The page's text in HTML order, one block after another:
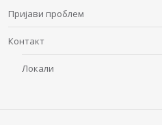
Пријави проблем
Контакт
Локали